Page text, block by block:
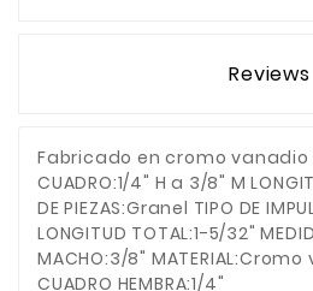
Reviews
Fabricado en cromo vanadio
CUADRO:1/4" H a 3/8" M
DE PIEZAS:Granel TIPO DE
LONGITUD TOTAL:1-5/32"
MACHO:3/8" MATERIAL:Cromo
CUADRO HEMBRA:1/4"